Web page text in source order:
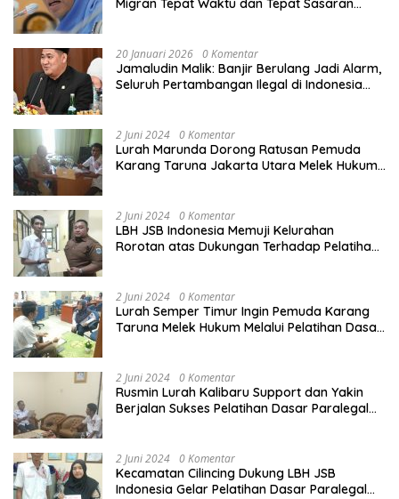
Migran Tepat Waktu dan Tepat Sasaran
20 Januari 2026 0 Komentar
Jamaludin Malik: Banjir Berulang Jadi Alarm,
Seluruh Pertambangan Ilegal di Indonesia
2 Juni 2024 0 Komentar
Lurah Marunda Dorong Ratusan Pemuda
Karang Taruna Jakarta Utara Melek Hukum
2 Juni 2024 0 Komentar
LBH JSB Indonesia Memuji Kelurahan
Rorotan atas Dukungan Terhadap Pelatihan
2 Juni 2024 0 Komentar
Lurah Semper Timur Ingin Pemuda Karang
Taruna Melek Hukum Melalui Pelatihan Dasar
2 Juni 2024 0 Komentar
Rusmin Lurah Kalibaru Support dan Yakin
Berjalan Sukses Pelatihan Dasar Paralegal
2 Juni 2024 0 Komentar
Kecamatan Cilincing Dukung LBH JSB
Indonesia Gelar Pelatihan Dasar Paralegal